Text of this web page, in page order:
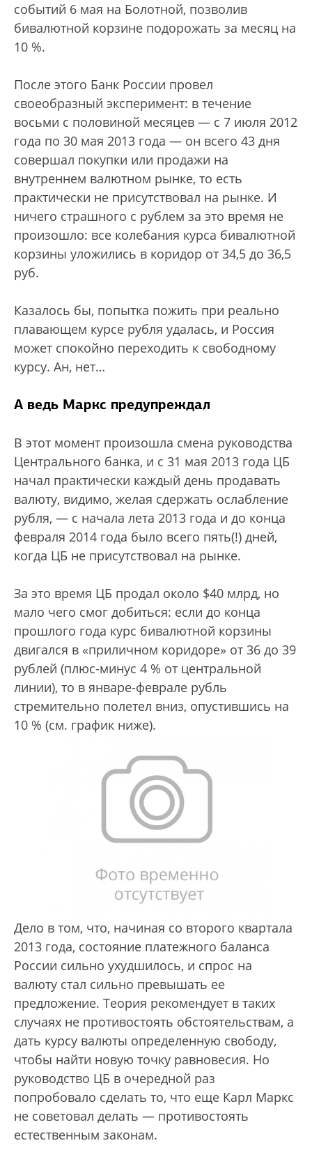
событий 6 мая на Болотной, позволив
бивалютной корзине подорожать за месяц на
10 %.
После этого Банк России провел
своеобразный эксперимент: в течение
восьми с половиной месяцев — с 7 июля 2012
года по 30 мая 2013 года — он всего 43 дня
совершал покупки или продажи на
внутреннем валютном рынке, то есть
практически не присутствовал на рынке. И
ничего страшного с рублем за это время не
произошло: все колебания курса бивалютной
корзины уложились в коридор от 34,5 до 36,5
руб.
Казалось бы, попытка пожить при реально
плавающем курсе рубля удалась, и Россия
может спокойно переходить к свободному
курсу. Ан, нет…
А ведь Маркс предупреждал
В этот момент произошла смена руководства
Центрального банка, и с 31 мая 2013 года ЦБ
начал практически каждый день продавать
валюту, видимо, желая сдержать ослабление
рубля, — с начала лета 2013 года и до конца
февраля 2014 года было всего пять(!) дней,
когда ЦБ не присутствовал на рынке.
За это время ЦБ продал около $40 млрд, но
мало чего смог добиться: если до конца
прошлого года курс бивалютной корзины
двигался в «приличном коридоре» от 36 до 39
рублей (плюс-минус 4 % от центральной
линии), то в январе-феврале рубль
стремительно полетел вниз, опустившись на
10 % (см. график ниже).
Дело в том, что, начиная со второго квартала
2013 года, состояние платежного баланса
России сильно ухудшилось, и спрос на
валюту стал сильно превышать ее
предложение. Теория рекомендует в таких
случаях не противостоять обстоятельствам, а
дать курсу валюты определенную свободу,
чтобы найти новую точку равновесия. Но
руководство ЦБ в очередной раз
попробовало сделать то, что еще Карл Маркс
не советовал делать — противостоять
естественным законам.